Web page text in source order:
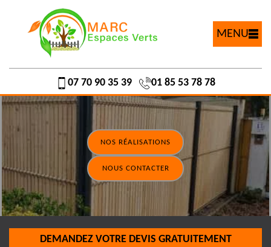
MENU
07 70 90 35 39 01 85 53 78 78
NOS RÉALISATIONS
NOUS CONTACTER
DEMANDEZ VOTRE DEVIS GRATUITEMENT